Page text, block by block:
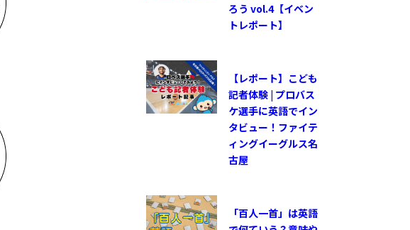
ろう vol.4【イベン
トレポート】
【レポート】こども
記者体験 | プロバス
ケ選手に英語でイン
タビュー！ファイテ
ィングイーグルス名
古屋
「百人一首」は英語